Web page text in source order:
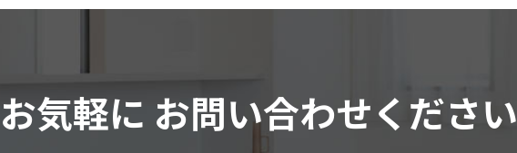
気軽に お問い合わせください